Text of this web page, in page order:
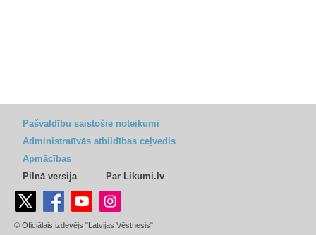
Pašvaldību saistošie noteikumi
Administratīvās atbildības ceļvedis
Apmācības
Pilnā versija
Par Likumi.lv
© Oficiālais izdevējs "Latvijas Vēstnesis"